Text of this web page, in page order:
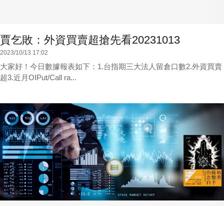
賈乞敗：外資買賣超搶先看20231013
2023/10/13 17:02
大家好！今日數據報表如下：1.台指期三大法人留倉口數2.外資買賣
超3.近月OIPut/Call ra...